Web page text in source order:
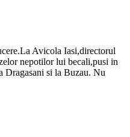
Avicola Iasi,directorul
nepotilor lui becali,pusi in
Dragasani si la Buzau. Nu